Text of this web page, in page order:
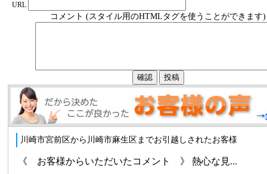
URL
コメント (スタイル用のHTMLタグを使うことができます)